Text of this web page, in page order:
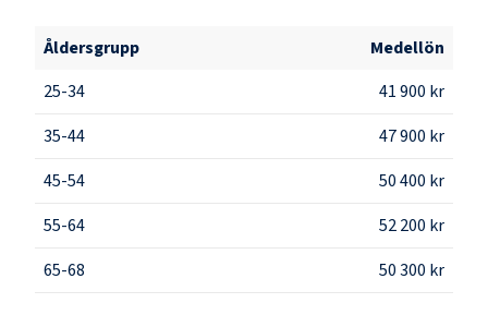
Åldersgrupp
Medellön
25-34
41 900 kr
35-44
47 900 kr
45-54
50 400 kr
55-64
52 200 kr
65-68
50 300 kr